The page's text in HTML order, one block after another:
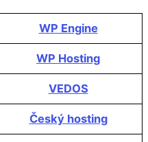
WP Engine
WP Hosting
VEDOS
Český hosting